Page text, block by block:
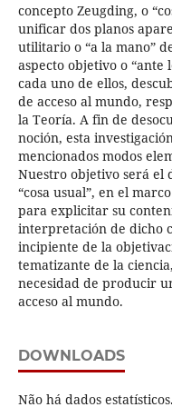
concepto Zeugding, o
unificar dos planos
utilitario o “a la mano”
aspecto objetivo o “ante
cada uno de ellos,
de acceso al mundo,
la Teoría. A fin de
noción, esta
mencionados modos
Nuestro objetivo será el
“cosa usual”, en el
para explicitar su
interpretación de dicho
incipiente de la
tematizante de la
necesidad de producir
acceso al mundo.
DOWNLOADS
Não há dados estatísticos.